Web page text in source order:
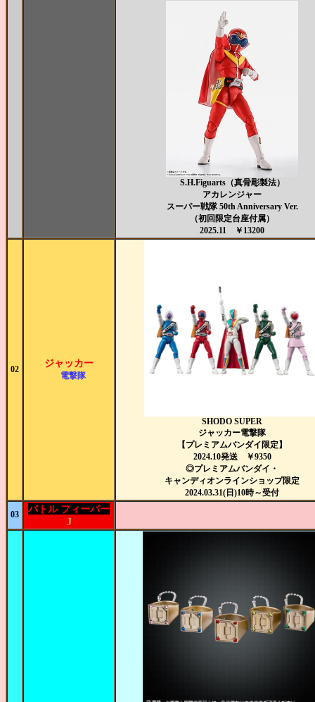
S.H.Figuarts（真骨彫製法）
アカレンジャー
スーパー戦隊 50th Anniversary Ver.
（初回限定台座付属）
2025.11 ￥13200
02
ジャッカー
電撃隊
SHODO SUPER
ジャッカー電撃隊
【プレミアムバンダイ限定】
2024.10発送 ￥9350
◎プレミアムバンダイ・
キャンディオンラインショップ限定
2024.03.31(日)10時～受付
03
バトル フィーバー
J